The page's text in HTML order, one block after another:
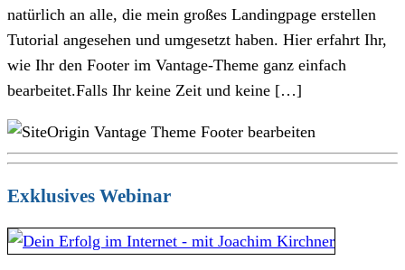
natürlich an alle, die mein großes Landingpage erstellen
Tutorial angesehen und umgesetzt haben. Hier erfahrt Ihr,
wie Ihr den Footer im Vantage-Theme ganz einfach
bearbeitet.Falls Ihr keine Zeit und keine […]
Exklusives Webinar